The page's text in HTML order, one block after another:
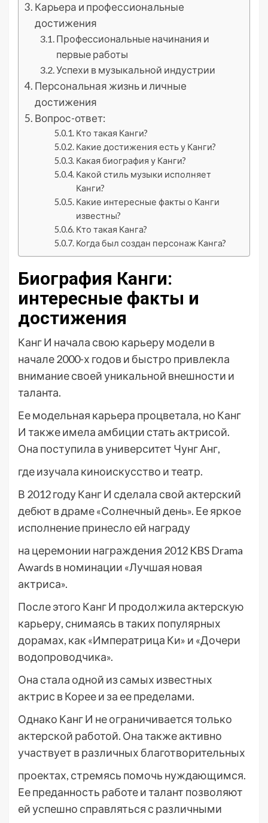
Карьера и профессиональные
достижения
Профессиональные начинания и
первые работы
Успехи в музыкальной индустрии
Персональная жизнь и личные
достижения
Вопрос-ответ:
Кто такая Канги?
Какие достижения есть у Канги?
Какая биография у Канги?
Какой стиль музыки исполняет
Канги?
Какие интересные факты о Канги
известны?
Кто такая Канга?
Когда был создан персонаж Канга?
Биография Канги:
интересные факты и
достижения
Канг И начала свою карьеру модели в
начале 2000-х годов и быстро привлекла
внимание своей уникальной внешности и
таланта.
Ее модельная карьера процветала, но Канг
И также имела амбиции стать актрисой.
Она поступила в университет Чунг Анг,
где изучала киноискусство и театр.
В 2012 году Канг И сделала свой актерский
дебют в драме «Солнечный день». Ее яркое
исполнение принесло ей награду
на церемонии награждения 2012 KBS Drama
Awards в номинации «Лучшая новая
актриса».
После этого Канг И продолжила актерскую
карьеру, снимаясь в таких популярных
дорамах, как «Императрица Ки» и «Дочери
водопроводчика».
Она стала одной из самых известных
актрис в Корее и за ее пределами.
Однако Канг И не ограничивается только
актерской работой. Она также активно
участвует в различных благотворительных
проектах, стремясь помочь нуждающимся.
Ее преданность работе и талант позволяют
ей успешно справляться с различными